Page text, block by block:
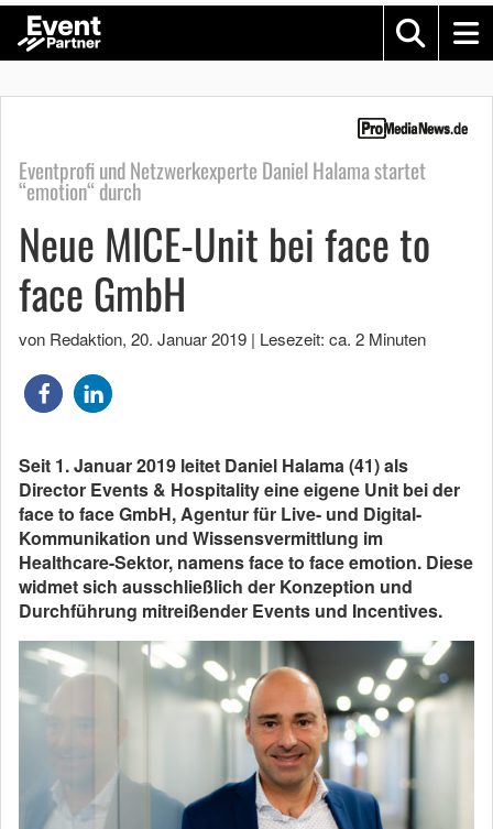
Eventprofi und Netzwerkexperte Daniel Halama startet
“emotion“ durch
Neue MICE-Unit bei face to
face GmbH
von Redaktion, 20. Januar 2019 | Lesezeit: ca. 2 Minuten
Seit 1. Januar 2019 leitet Daniel Halama (41) als
Director Events & Hospitality eine eigene Unit bei der
face to face GmbH, Agentur für Live- und Digital-
Kommunikation und Wissensvermittlung im
Healthcare-Sektor, namens face to face emotion. Diese
widmet sich ausschließlich der Konzeption und
Durchführung mitreißender Events und Incentives.